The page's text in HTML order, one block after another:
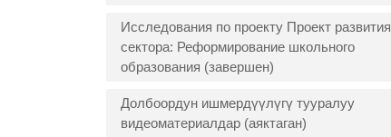
Исследования по проекту Проект развития
сектора: Реформирование школьного
образования (завершен)
Долбоордун ишмердүүлүгү тууралуу
видеоматериалдар (аяктаган)